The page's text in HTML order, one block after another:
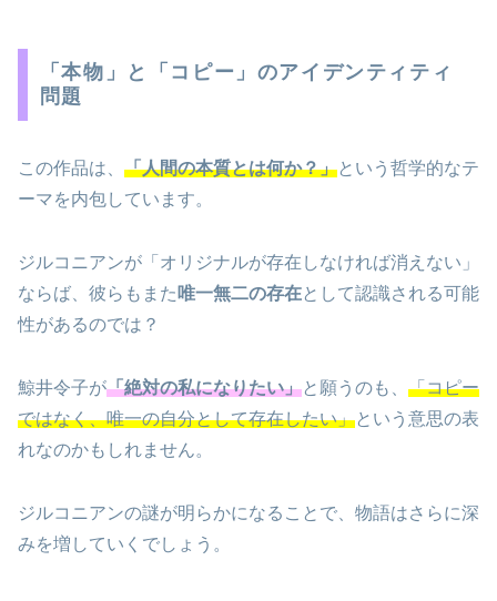
「本物」と「コピー」のアイデンティティ
問題
この作品は、 「人間の本質とは何か？」という哲学的なテ
ーマを内包しています。
ジルコニアンが「オリジナルが存在しなければ消えない」
ならば、彼らもまた 唯一無二の存在として認識される可能
性があるのでは？
鯨井令子が「絶対の私になりたい」と願うのも、 「コピー
ではなく、唯一の自分として存在したい」という意思の表
れなのかもしれません。
ジルコニアンの謎が明らかになることで、物語はさらに深
みを増していくでしょう。